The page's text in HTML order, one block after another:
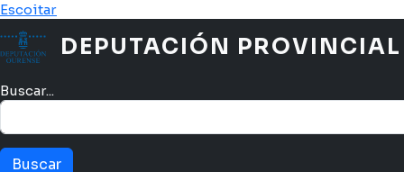
Ir o contido principal
Escoitar
DEPUTACIÓN PROVINCIAL
Buscar...